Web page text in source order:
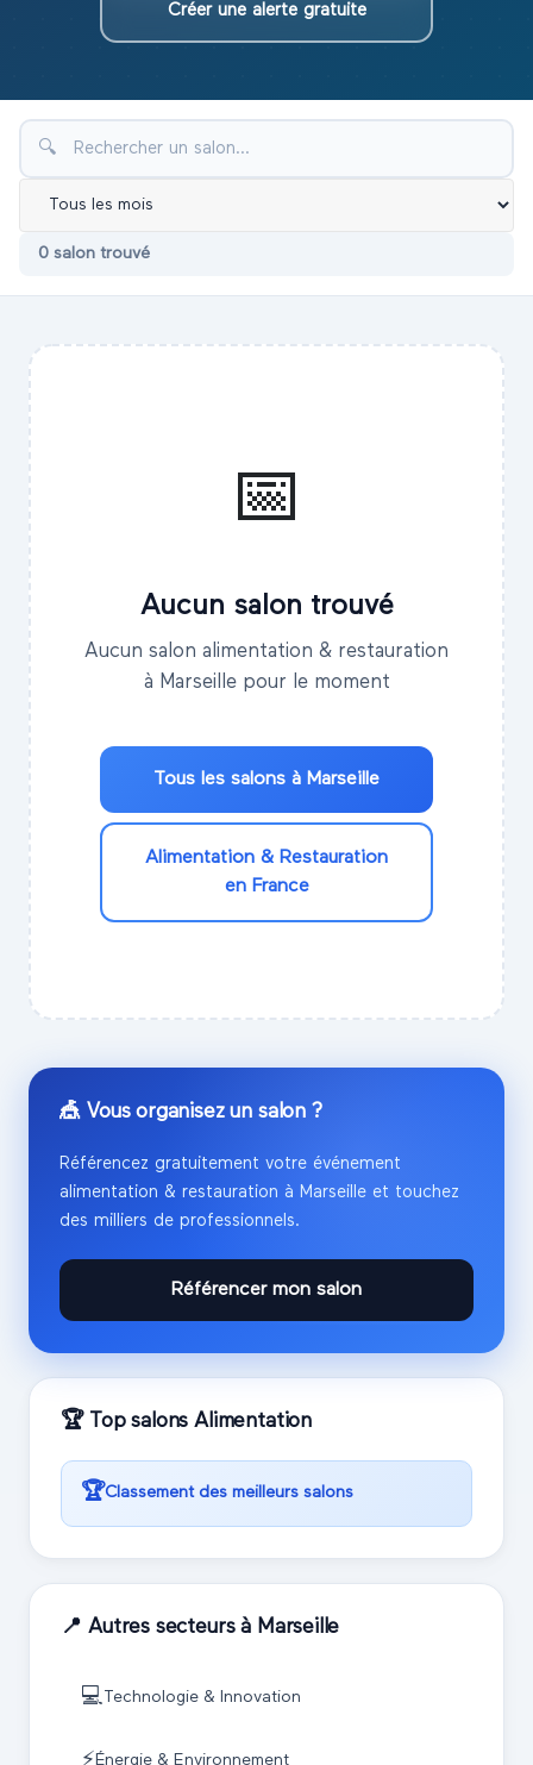
Créer une alerte gratuite
🔍
0 salon trouvé
📅
Aucun salon trouvé
Aucun salon alimentation & restauration
à Marseille pour le moment
Tous les salons à Marseille
Alimentation & Restauration
en France
🎪 Vous organisez un salon ?
Référencez gratuitement votre événement
alimentation & restauration à Marseille et touchez
des milliers de professionnels.
Référencer mon salon
🏆 Top salonsAlimentation
🏆Classement des meilleurs salons
📍 Autres secteurs à Marseille
💻 Technologie & Innovation
⚡ Énergie & Environnement